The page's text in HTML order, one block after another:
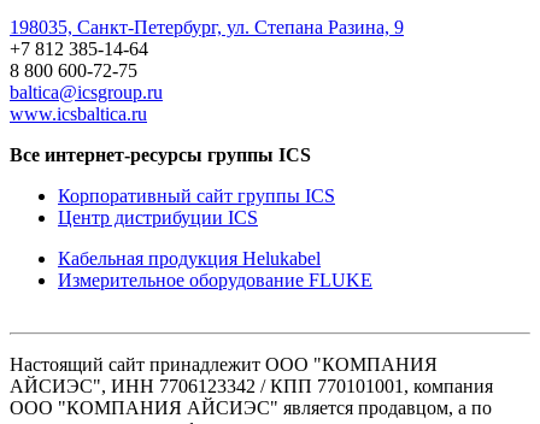
198035, Санкт-Петербург, ул. Степана Разина, 9
+7 812 385-14-64
8 800 600-72-75
baltica@icsgroup.ru
www.icsbaltica.ru
Все интернет-ресурсы группы ICS
Корпоративный сайт группы ICS
Центр дистрибуции ICS
Кабельная продукция Helukabel
Измерительное оборудование FLUKE
Настоящий сайт принадлежит ООО "КОМПАНИЯ
АЙСИЭС", ИНН 7706123342 / КПП 770101001, компания
ООО "КОМПАНИЯ АЙСИЭС" является продавцом, а по